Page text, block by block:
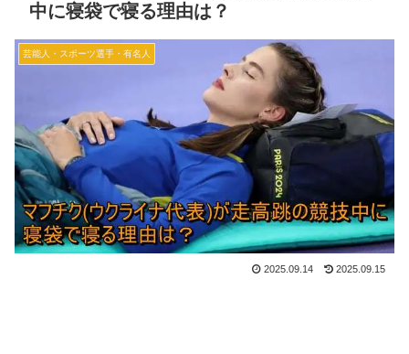
中に寝袋で寝る理由は？
芸能人・スポーツ選手・有名人
2025.09.14 2025.09.15